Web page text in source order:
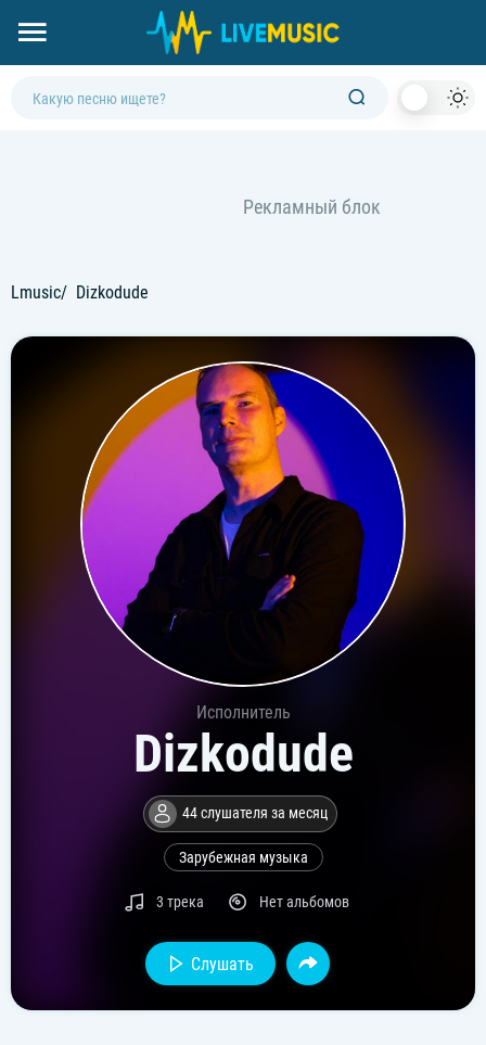
Lmusic Dizkodude
Исполнитель
Dizkodude
44 слушателя за месяц
Зарубежная музыка
3 трека Нет альбомов
Слушать